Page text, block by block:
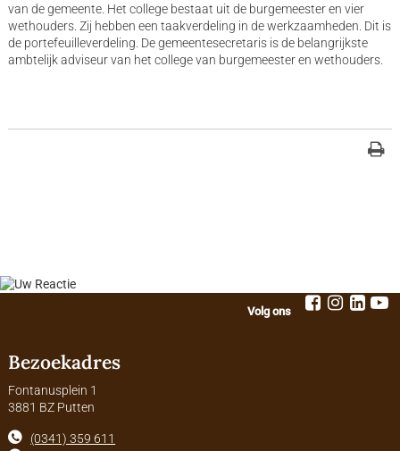
van de gemeente. Het college bestaat uit de burgemeester en vier
wethouders. Zij hebben een taakverdeling in de werkzaamheden. Dit is
de portefeuilleverdeling. De gemeentesecretaris is de belangrijkste
ambtelijk adviseur van het college van burgemeester en wethouders.
Volg ons
Bezoekadres
Fontanusplein 1
3881 BZ Putten
(0341) 359 611